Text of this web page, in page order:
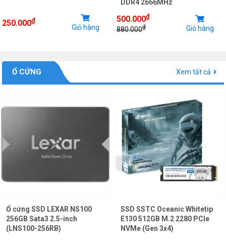
250.000₫
Giỏ hàng
DDR4 2666MHz
500.000₫
880.000₫ Giỏ hàng
Ổ CỨNG Xem tất cả
Ổ cứng SSD LEXAR NS100
256GB Sata3 2.5-inch
(LNS100-256RB)
SSD SSTC Oceanic Whitetip
E130 512GB M.2 2280 PCIe
NVMe (Gen 3x4)